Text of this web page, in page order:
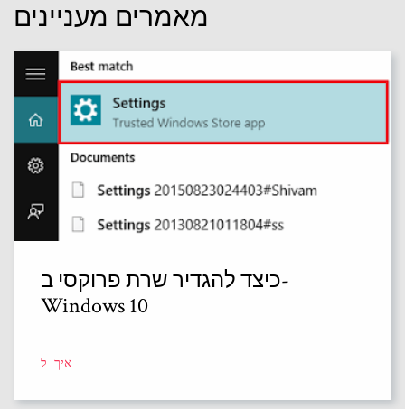
מאמרים מעניינים
כיצד להגדיר שרת פרוקסי ב-
Windows 10
איך ל